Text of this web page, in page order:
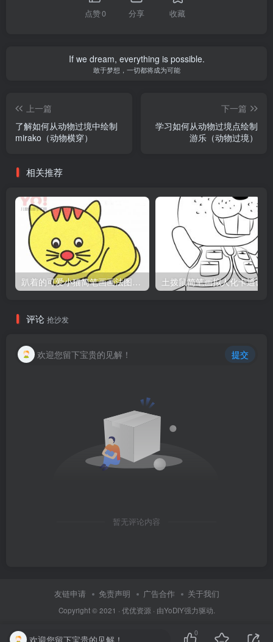
点赞0 分享 收藏
If we dream, everything is possible.
敢于梦想，一切都将成为可能
上一篇
了解如何从动物过境中绘制
mirako（动物横穿）
下一篇
学习如何从动物过境点绘制
游乐（动物过境）
相关推荐
趴着的可爱小猫简笔画画法图片教程
评论 抢沙发
欢迎您留下宝贵的见解！ 提交
暂无评论内容
友链申请 免责声明 广告合作 关于我们
Copyright © 2021 · 优优资源· 由YoDIY强力驱动.
欢迎您留下宝贵的见解！
0